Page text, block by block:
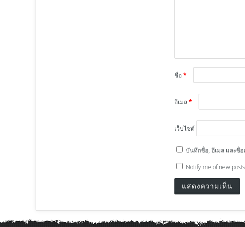
ชื่อ*
อีเมล*
เว็บไซต์
บันทึกชื่อ, อีเมล และชื่
Notify me of new